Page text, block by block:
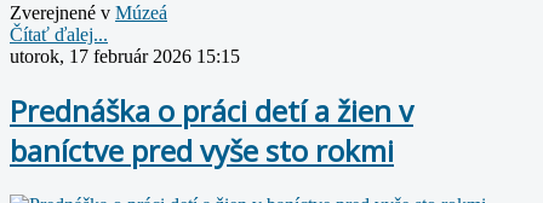
Zverejnené v Múzeá
Čítať ďalej...
utorok, 17 február 2026 15:15
Prednáška o práci detí a žien v
baníctve pred vyše sto rokmi